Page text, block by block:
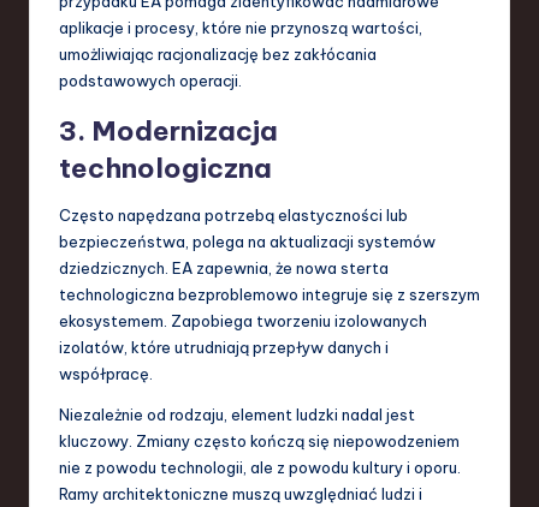
aplikacje i procesy, które nie przynoszą wartości,
umożliwiając racjonalizację bez zakłócania
podstawowych operacji.
3. Modernizacja
technologiczna
Często napędzana potrzebą elastyczności lub
bezpieczeństwa, polega na aktualizacji systemów
dziedzicznych. EA zapewnia, że nowa sterta
technologiczna bezproblemowo integruje się z szerszym
ekosystemem. Zapobiega tworzeniu izolowanych
izolatów, które utrudniają przepływ danych i
współpracę.
Niezależnie od rodzaju, element ludzki nadal jest
kluczowy. Zmiany często kończą się niepowodzeniem
nie z powodu technologii, ale z powodu kultury i oporu.
Ramy architektoniczne muszą uwzględniać ludzi i